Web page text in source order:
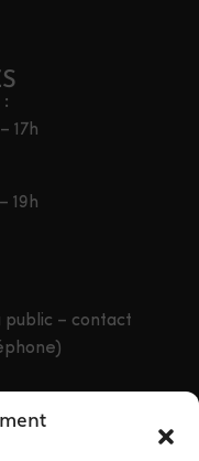
:
17h
19h
public – contact